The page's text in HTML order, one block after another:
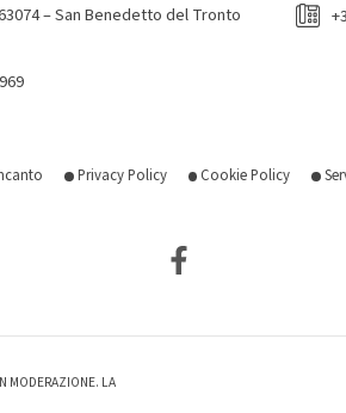
– San Benedetto del Tronto
Privacy Policy Cookie Policy
MODERAZIONE. LA